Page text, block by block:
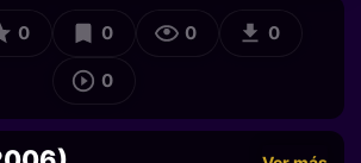
0 0 0 0
0